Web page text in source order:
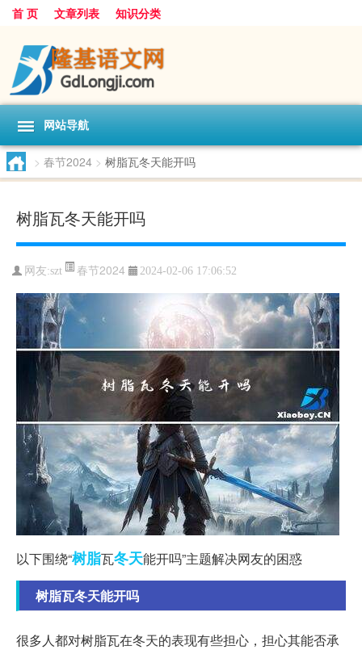
首 页 文章列表 知识分类
网站导航
> 春节2024 > 树脂瓦冬天能开吗
树脂瓦冬天能开吗
网友:szt 春节2024 2024-02-06 17:06:52
以下围绕“树脂瓦冬天能开吗”主题解决网友的困惑
树脂瓦冬天能开吗
很多人都对树脂瓦在冬天的表现有些担心，担心其能否承